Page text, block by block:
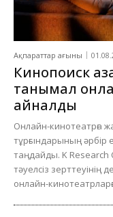
Ақпараттар ағыны
Кинопоиск
танымал
айналды
Онлайн-кинотеатрға
тұрғындарының әрбір
таңдайды. K Research
тәуелсіз зерттеуінің
онлайн-